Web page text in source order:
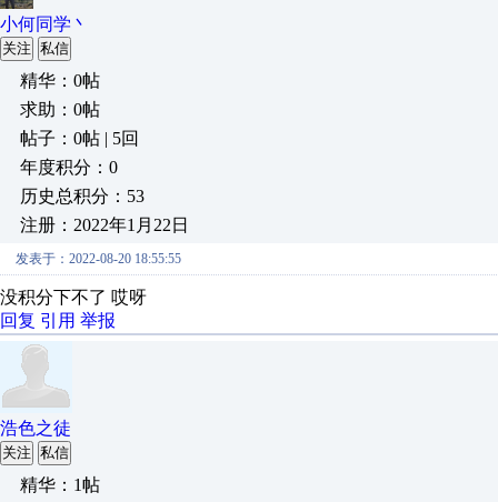
小何同学丶
关注 私信
精华：0帖
求助：0帖
帖子：0帖 | 5回
年度积分：0
历史总积分：53
注册：2022年1月22日
发表于：2022-08-20 18:55:55
没积分下不了 哎呀
回复 引用 举报
浩色之徒
关注 私信
精华：1帖